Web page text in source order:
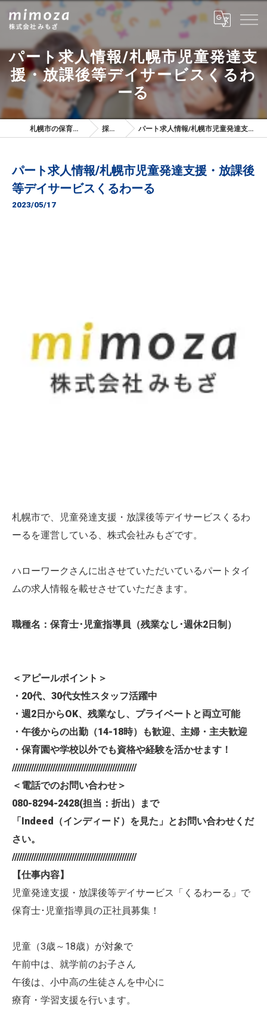
パート求人情報/札幌市児童発達支
援・放課後等デイサービスくるわ
ーる
札幌市の保育士は株式会社みもざ 採用ブログ パート求人情報/札幌市児童発達支援・放課後等デイサービスくるわーる
パート求人情報/札幌市児童発達支援・放課後
等デイサービスくるわーる
2023/05/17
札幌市で、児童発達支援・放課後等デイサービスくるわ
ーるを運営している、株式会社みもざです。
ハローワークさんに出させていただいているパートタイ
ムの求人情報を載せさせていただきます。
職種名：保育士･児童指導員（残業なし･週休2日制）
＜アピールポイント＞
・20代、30代女性スタッフ活躍中
・週2日からOK、残業なし、プライベートと両立可能
・午後からの出勤（14-18時）も歓迎、主婦・主夫歓迎
・保育園や学校以外でも資格や経験を活かせます！
////////////////////////////////////////////////////
＜電話でのお問い合わせ＞
080-8294-2428(担当：折出）まで
「Indeed（インディード）を見た」とお問い合わせくだ
さい。
////////////////////////////////////////////////////
【仕事内容】
児童発達支援・放課後等デイサービス「くるわーる」で
保育士･児童指導員の正社員募集！
児童（3歳～18歳）が対象で
午前中は、就学前のお子さん
午後は、小中高の生徒さんを中心に
療育・学習支援を行います。